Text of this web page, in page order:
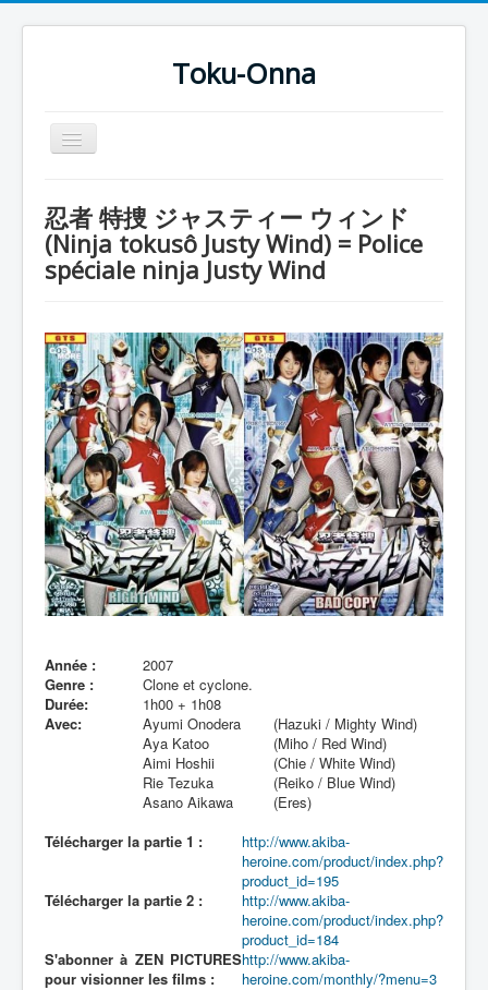
Toku-Onna
Basculer
la
Toku-Actrices
Toku-Critiques
Films
COSAA
Dessins
Artiste Asperger
Lexique
忍者 特捜 ジャスティー ウィンド
(Ninja tokusô Justy Wind) = Police
spéciale ninja Justy Wind
Année :
2007
Genre :
Clone et cyclone.
Durée:
1h00 + 1h08
Avec:
Ayumi Onodera
(Hazuki / Mighty Wind)
Aya Katoo
(Miho / Red Wind)
Aimi Hoshii
(Chie / White Wind)
Rie Tezuka
(Reiko / Blue Wind)
Asano Aikawa
(Eres)
Télécharger la partie 1 :
http://www.akiba-
heroine.com/product/index.php?
product_id=195
Télécharger la partie 2 :
http://www.akiba-
heroine.com/product/index.php?
product_id=184
S'abonner à ZEN PICTURES
pour visionner les films :
http://www.akiba-
heroine.com/monthly/?menu=3